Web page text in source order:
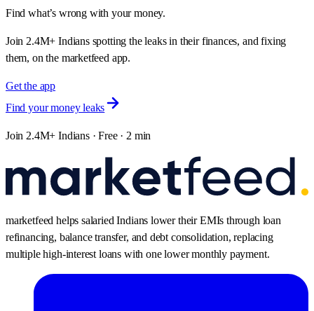
Find what’s wrong with your money.
Join 2.4M+ Indians spotting the leaks in their finances, and fixing
them, on the marketfeed app.
Get the app
Find your money leaks
Join 2.4M+ Indians · Free · 2 min
marketfeed helps salaried Indians lower their EMIs through loan
refinancing, balance transfer, and debt consolidation, replacing
multiple high-interest loans with one lower monthly payment.